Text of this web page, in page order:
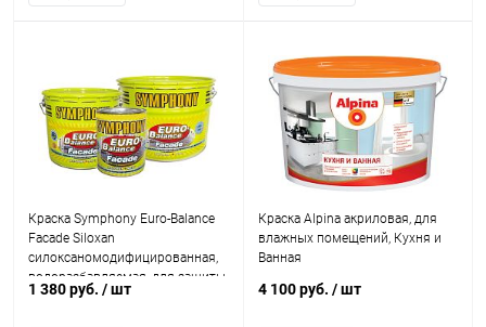
Краска Symphony Euro-Balance
Facade Siloxan
силоксаномодифицированная,
водоразбавляемая, для защиты
фасадов
1 380 руб. / шт
Краска Alpina акриловая, для
влажных помещений, Кухня и
Ванная
4 100 руб. / шт